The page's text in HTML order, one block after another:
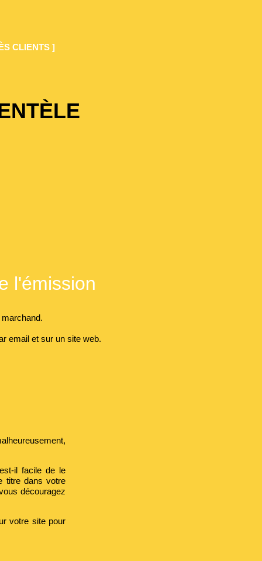
CLIENTS ]
l'émission
email et sur un site web.
il facile de le
titre dans votre
découragez
votre site pour